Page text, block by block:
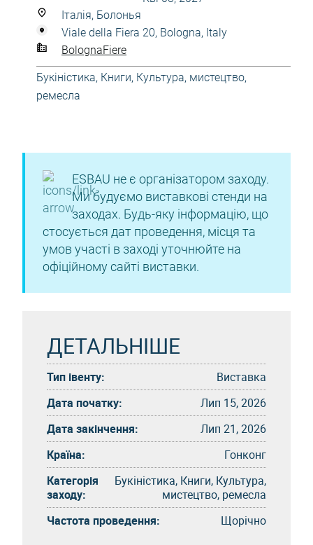
Італія, Болонья
Viale della Fiera 20, Bologna, Italy
BolognaFiere
Букіністика, Книги, Культура, мистецтво,
ремесла
ESBAU не є організатором заходу.
Ми будуємо виставкові стенди на
заходах. Будь-яку інформацію, що
стосується дат проведення, місця та
умов участі в заході уточнюйте на
офіційному сайті виставки.
ДЕТАЛЬНІШЕ
Тип івенту:
Виставка
Дата початку:
Лип 15, 2026
Дата закінчення:
Лип 21, 2026
Країна:
Гонконг
Категорія
заходу:
Букіністика, Книги, Культура,
мистецтво, ремесла
Частота проведення:
Щорічно